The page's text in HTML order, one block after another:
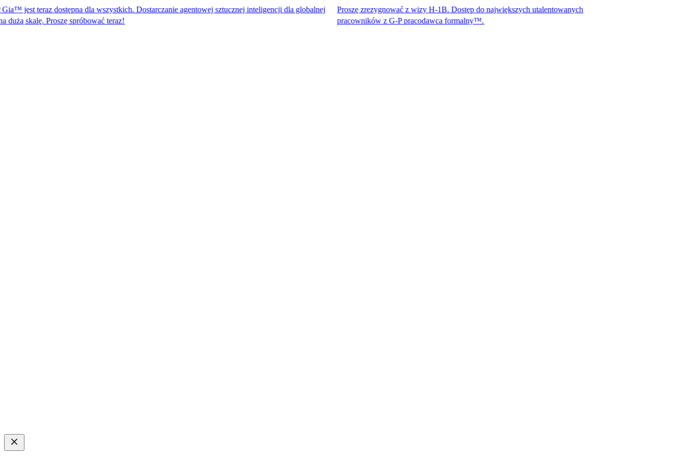
dostępna dla wszystkich. Dostarczanie agentowej sztucznej inteligencji dla globalnej
Proszę spróbować teraz!​​
Proszę zrezygnować z wizy H-1B. Dostęp do największych utalentowanych
pracowników z G-P pracodawca formalny™.​​